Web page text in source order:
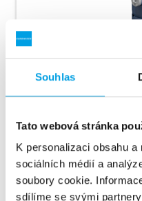
Souhlas
Tato webová stránka
K personalizaci obsahu
sociálních médií a
soubory cookie.
sdílíme se svými
Rozmezí pH: